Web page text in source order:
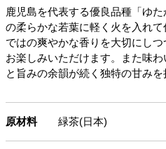
鹿児島を代表する優良品種「ゆ
の柔らかな若葉に軽く火を入れ
ではの爽やかな香りを大切にし
お楽しみいただけます。また味
と旨みの余韻が続く独特の甘みを
原材料 緑茶(日本)